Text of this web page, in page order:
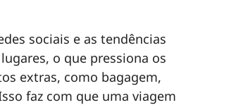
sociais e as tendências
o que pressiona os
extras, como bagagem,
faz com que uma viagem